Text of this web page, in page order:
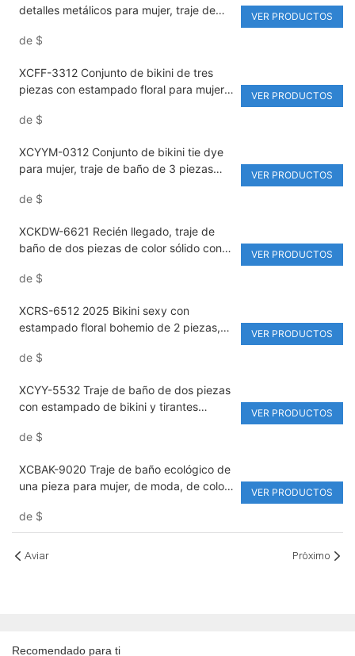
detalles metálicos para mujer, traje de
perfecto para vacaciones en resorts.
de $
VER PRODUCTOS
XCFF-3312 Conjunto de bikini de tres
piezas con estampado floral para mujer,
vacaciones en aguas termales y resorts.
de $
VER PRODUCTOS
XCYYM-0312 Conjunto de bikini tie dye
para mujer, traje de baño de 3 piezas
brasileño de cintura alta
de $
VER PRODUCTOS
XCKDW-6621 Recién llegado, traje de
baño de dos piezas de color sólido con
bañador con relleno extraíble.
de $
VER PRODUCTOS
XCRS-6512 2025 Bikini sexy con
estampado floral bohemio de 2 piezas,
descubierta y logo en la cintura, abertura
de $
VER PRODUCTOS
XCYY-5532 Traje de baño de dos piezas
con estampado de bikini y tirantes
de $
VER PRODUCTOS
XCBAK-9020 Traje de baño ecológico de
una pieza para mujer, de moda, de color
playa
de $
VER PRODUCTOS
Aviar Próximo
Recomendado para ti